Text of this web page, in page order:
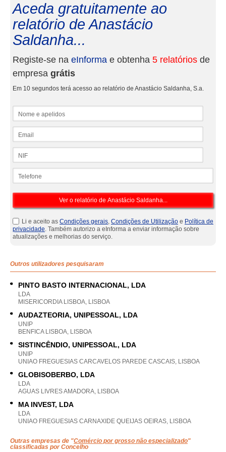
Aceda gratuitamente ao
relatório de Anastácio
Saldanha...
Registe-se na eInforma e obtenha 5 relatórios de
empresa grátis
Em 10 segundos terá acesso ao relatório de Anastácio Saldanha, S.a.
Li e aceito as Condições gerais, Condições de Utilização e Política de
privacidade. Também autorizo a eInforma a enviar informação sobre
atualizações e melhorias do serviço.
Outros utilizadores pesquisaram
PINTO BASTO INTERNACIONAL, LDA
LDA
MISERICORDIA LISBOA, LISBOA
AUDAZTEORIA, UNIPESSOAL, LDA
UNIP
BENFICA LISBOA, LISBOA
SISTINCÊNDIO, UNIPESSOAL, LDA
UNIP
UNIAO FREGUESIAS CARCAVELOS PAREDE CASCAIS, LISBOA
GLOBISOBERBO, LDA
LDA
AGUAS LIVRES AMADORA, LISBOA
MA INVEST, LDA
LDA
UNIAO FREGUESIAS CARNAXIDE QUEIJAS OEIRAS, LISBOA
Outras empresas de "Comércio por grosso não especializado"
classificadas por Concelho